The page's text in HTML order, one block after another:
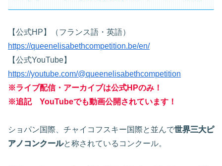
【公式HP】（フランス語・英語）
https://queenelisabethcompetition.be/en/
【公式YouTube】
https://youtube.com/@queenelisabethcompetition
※ライブ配信・アーカイブは公式HPのみ！
※追記 YouTubeでも動画公開されています！
ショパン国際、チャイコフスキー国際と並んで世界三大ピ
アノコンクールと称されているコンクール。